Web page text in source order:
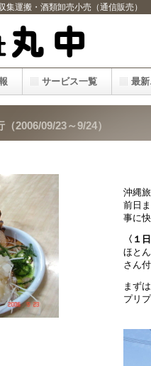
運搬・酒類卸売小売（通信販売）
2006/09/23～9/24）
沖縄
前日
事に
〈１
ほと
さん
まず
プリ
サービス一覧 最